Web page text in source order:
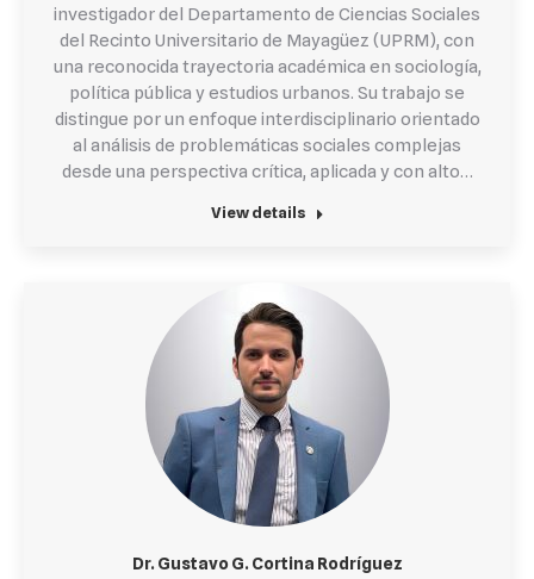
investigador del Departamento de Ciencias Sociales
del Recinto Universitario de Mayagüez (UPRM), con
una reconocida trayectoria académica en sociología,
política pública y estudios urbanos. Su trabajo se
distingue por un enfoque interdisciplinario orientado
al análisis de problemáticas sociales complejas
desde una perspectiva crítica, aplicada y con alto…
View details
Dr. Gustavo G. Cortina Rodríguez